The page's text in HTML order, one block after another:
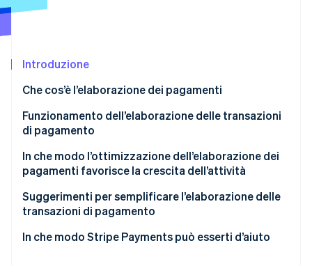
Costituzione di start-up
Climate
Rimozione del carbonio
Identity
Verifica online dell'identità
Stripe Sessions 2026
Guarda ora
Introduzione
Che cos’è l’elaborazione dei pagamenti
Funzionamento dell’elaborazione delle transazioni
di pagamento
Attori principali e componenti coinvolti
nell’elaborazione delle transazioni di pagamento
In che modo l’ottimizzazione dell’elaborazione dei
pagamenti favorisce la crescita dell’attività
Suggerimenti per semplificare l’elaborazione delle
transazioni di pagamento
In che modo Stripe Payments può esserti d’aiuto